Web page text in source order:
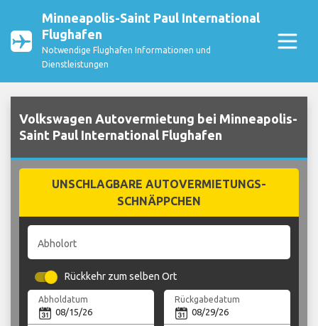
Minneapolis-Saint Paul International
Flughafen
Notwendige Flughafen Informationen und
Dienstleistungen
Volkswagen Autovermietung bei Minneapolis-
Saint Paul International Flughafen
UNSCHLAGBARE AUTOVERMIETUNGS-
SCHNÄPPCHEN
Abholort
Rückkehr zum selben Ort
Abholdatum Rückgabedatum